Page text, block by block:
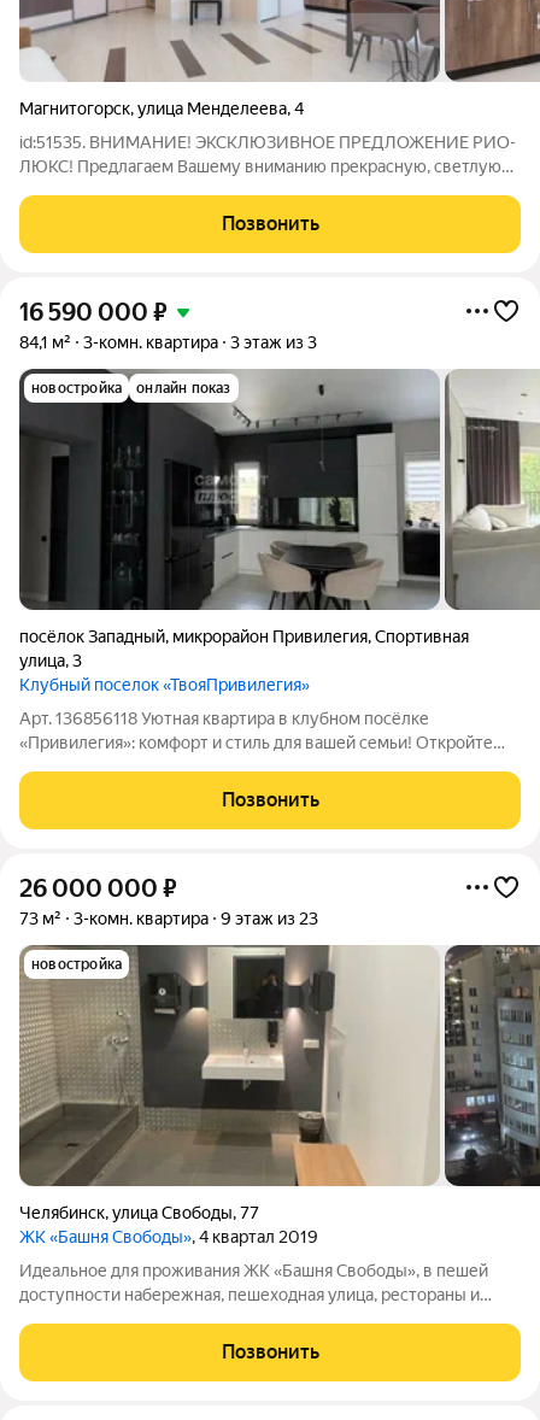
Магнитогорск,улица Менделеева,4
id:51535. ВНИМАНИЕ! ЭКСКЛЮЗИВНОЕ ПРЕДЛОЖЕНИЕ РИО-
ЛЮКС! Предлагаем Вашему вниманию прекрасную, светлую
города Магнитогорск! Для кого это предложение: Идеально
подходит для семьи, которая ценит
Позвонить
16 590 000 ₽
84,1 м² 3-комн. квартира 3 этаж из 3
новостройка онлайн показ
посёлок Западный, микрорайон Привилегия,Спортивная
улица,3
Клубный поселок «ТвояПривилегия»
Арт. 136856118 Уютная квартира в клубном посёлке
«Привилегия»: комфорт и стиль для вашей семьи! Откройте
квартира комфорткласса в клубном посёлке «Привилегия».
Идеальное решение для семьи:
Позвонить
26 000 000 ₽
73 м² 3-комн. квартира 9 этаж из 23
новостройка
Челябинск,улица Свободы,77
ЖК «Башня Свободы», 4 квартал 2019
Идеальное для проживания ЖК «Башня Свободы», в пешей
доступности набережная, пешеходная улица, рестораны и
магазины. До любого района можно на автомобиле доехать за
10-15 минут, до аэропорта 35-40
Позвонить